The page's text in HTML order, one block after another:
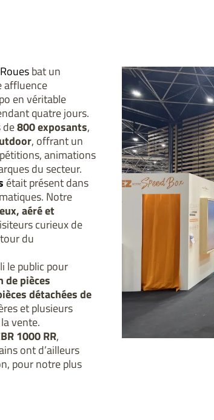
bat un
affluence
en véritable
quatre jours.
de800 exposants,
, offrant un
animations
du secteur.
était présent dans
Notre
aéré et
curieux de
du
le public pour
de pièces
détachées de
, exposé sur de grandes étagères et plusieurs
vente.
1000 RR
ont d’ailleurs
pour notre plus